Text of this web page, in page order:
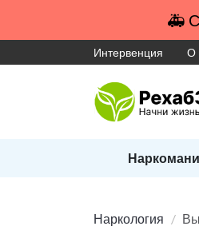
🚑
Интервенция О
Наркология